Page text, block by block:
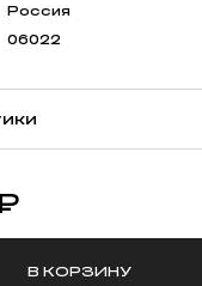
В КОРЗИНУ
Россия
06022